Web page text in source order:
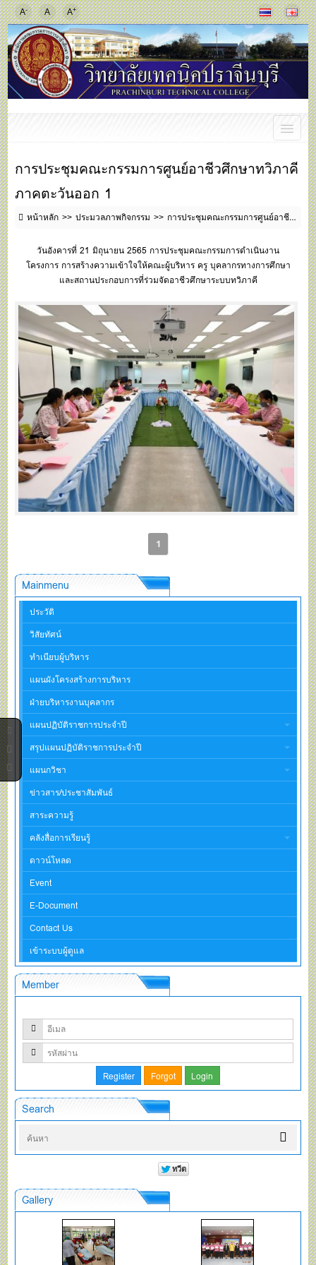
A- A A+
การประชุมคณะกรรมการศูนย์อาชีวศึกษาทวิภาคี
ภาคตะวันออก 1
หน้าหลัก ประมวลภาพกิจกรรม การประชุมคณะกรรมการศูนย์อาชีวศึกษาทวิภาคีภาคตะวันออก 1
วันอังคารที่ 21 มิถุนายน 2565 การประชุมคณะกรรมการดำเนินงาน
โครงการ การสร้างความเข้าใจให้คณะผู้บริหาร ครู บุคลากรทางการศึกษา
และสถานประกอบการที่ร่วมจัดอาชีวศึกษาระบบทวิภาคี
1
Mainmenu
ประวัติ
วิสัยทัศน์
ทำเนียบผู้บริหาร
แผนผังโครงสร้างการบริหาร
ฝ่ายบริหารงานบุคลากร
แผนปฏิบัติราชการประจำปี
สรุปแผนปฏิบัติราชการประจำปี
แผนกวิชา
ข่าวสาร/ประชาสัมพันธ์
สาระความรู้
คลังสื่อการเรียนรู้
ดาวน์โหลด
Event
E-Document
Contact Us
เข้าระบบผู้ดูแล
Member
Search
Gallery